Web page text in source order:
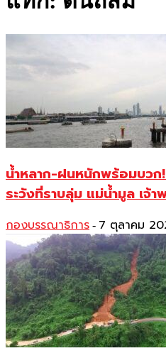
น้ำหลาก-ฝนหนักพร้อมบวก
ระวังที่ราบลุ่ม แม่น้ำมูล เจ้า
กองบรรณาธิการ - 7 ตุลาคม